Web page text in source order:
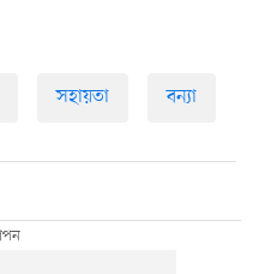
সহায়তা বন্যা